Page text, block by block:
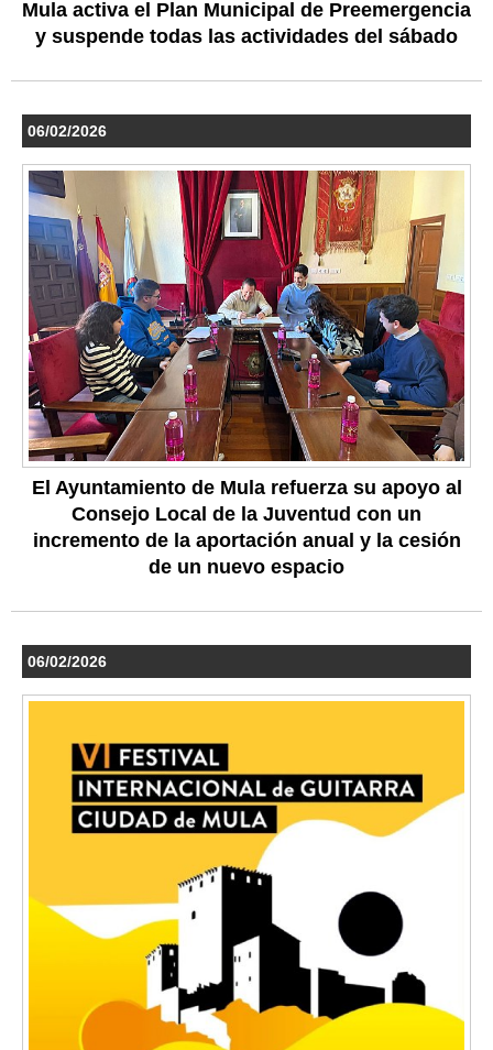
Mula activa el Plan Municipal de Preemergencia
y suspende todas las actividades del sábado
06/02/2026
El Ayuntamiento de Mula refuerza su apoyo al
Consejo Local de la Juventud con un
incremento de la aportación anual y la cesión
de un nuevo espacio
06/02/2026